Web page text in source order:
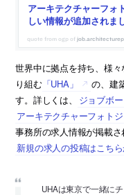
アーキテクチャーフォ
しい情報が追加されま
世界中に拠点を持ち、様
り組む「UHA」
の、建
す。詳しくは、
ジョブボ
アーキテクチャーフォト
事務所の求人情報が掲載さ
新規の求人の投稿はこち
UHAは東京で一緒に